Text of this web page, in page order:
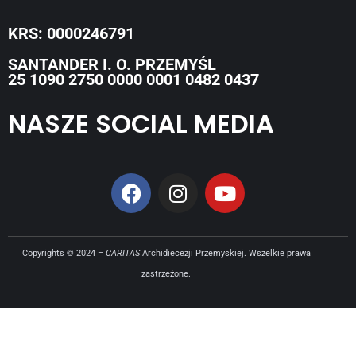
KRS: 0000246791
SANTANDER I. O. PRZEMYŚL
25 1090 2750 0000 0001 0482 0437
NASZE SOCIAL MEDIA
Copyrights © 2024 – CARITASArchidiecezji Przemyskiej. Wszelkie prawa
zastrzeżone.